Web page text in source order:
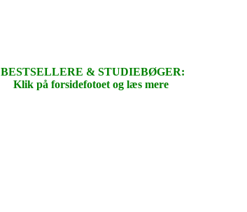
BESTSELLERE & STUDIEBØGER:
Klik på forsidefotoet og læs mere